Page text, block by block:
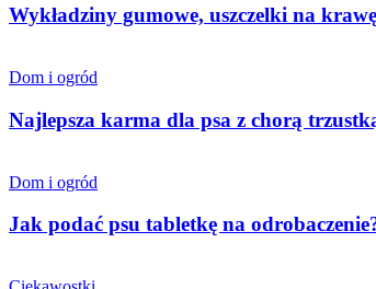
Wykładziny gumowe, uszczelki na
Dom i ogród
Najlepsza karma dla psa z chorą
Dom i ogród
Jak podać psu tabletkę na